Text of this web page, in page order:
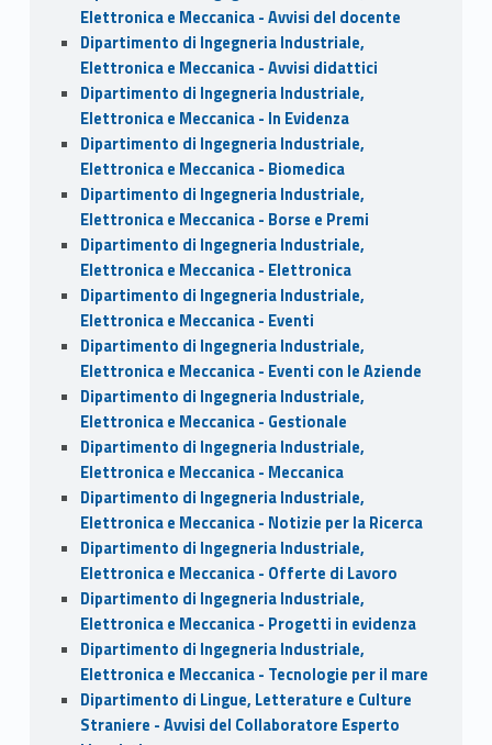
Elettronica e Meccanica - Avvisi del docente
Dipartimento di Ingegneria Industriale,
Elettronica e Meccanica - Avvisi didattici
Dipartimento di Ingegneria Industriale,
Elettronica e Meccanica - In Evidenza
Dipartimento di Ingegneria Industriale,
Elettronica e Meccanica - Biomedica
Dipartimento di Ingegneria Industriale,
Elettronica e Meccanica - Borse e Premi
Dipartimento di Ingegneria Industriale,
Elettronica e Meccanica - Elettronica
Dipartimento di Ingegneria Industriale,
Elettronica e Meccanica - Eventi
Dipartimento di Ingegneria Industriale,
Elettronica e Meccanica - Eventi con le Aziende
Dipartimento di Ingegneria Industriale,
Elettronica e Meccanica - Gestionale
Dipartimento di Ingegneria Industriale,
Elettronica e Meccanica - Meccanica
Dipartimento di Ingegneria Industriale,
Elettronica e Meccanica - Notizie per la Ricerca
Dipartimento di Ingegneria Industriale,
Elettronica e Meccanica - Offerte di Lavoro
Dipartimento di Ingegneria Industriale,
Elettronica e Meccanica - Progetti in evidenza
Dipartimento di Ingegneria Industriale,
Elettronica e Meccanica - Tecnologie per il mare
Dipartimento di Lingue, Letterature e Culture
Straniere - Avvisi del Collaboratore Esperto